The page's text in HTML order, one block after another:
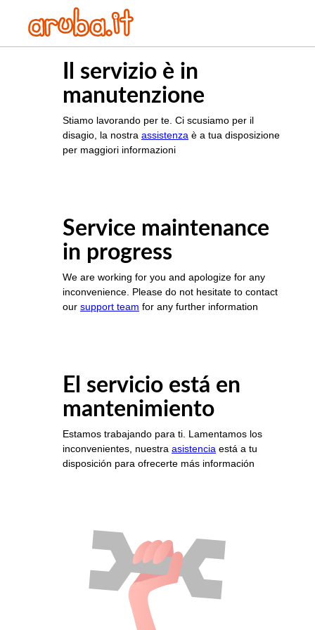
Il servizio è in
manutenzione
Stiamo lavorando per te. Ci scusiamo per il
disagio, la nostra assistenza è a tua disposizione
per maggiori informazioni
Service maintenance
in progress
We are working for you and apologize for any
inconvenience. Please do not hesitate to contact
our support team for any further information
El servicio está en
mantenimiento
Estamos trabajando para ti. Lamentamos los
inconvenientes, nuestra asistencia está a tu
disposición para ofrecerte más información